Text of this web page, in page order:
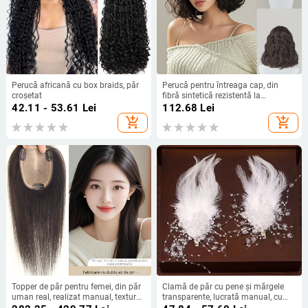
Perucă africană cu box braids, păr
croșetat
42.11 - 53.61 Lei
add_shopping_cart
Perucă pentru întreaga cap, din
fibră sintetică rezistentă la
temperaturi, cu bucle lungi naturale
sau păr drept, stil zilnic; franjă:
dreaptă sau pe lateral; nu poate fi
112.68 Lei
add_shopping_cart
Topper de păr pentru femei, din păr
uman real, realizat manual, textură
Clamă de păr cu pene și mărgele
transparente, lucrată manual, cu